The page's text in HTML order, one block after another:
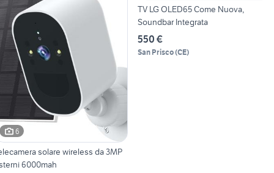
6
solare wireless da 3MP
6000mah
TV LG OLED65 Come Nuova,
Soundbar Integrata
550 €
San Prisco(CE)